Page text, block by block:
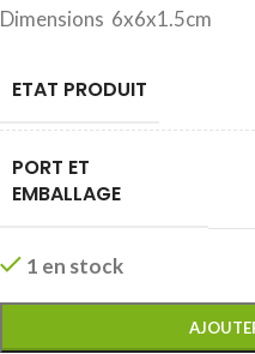
Dimensions 6x6x1.5cm
ETAT PRODUIT
PORT ET
EMBALLAGE
1 en stock